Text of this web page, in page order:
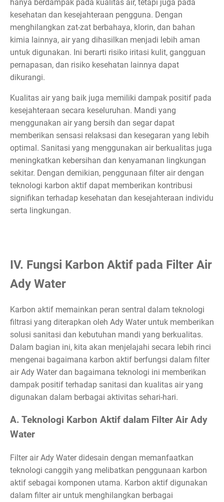
hanya berdampak pada kualitas air, tetapi juga pada
kesehatan dan kesejahteraan pengguna. Dengan
menghilangkan zat-zat berbahaya, klorin, dan bahan
kimia lainnya, air yang dihasilkan menjadi lebih aman
untuk digunakan. Ini berarti risiko iritasi kulit, gangguan
pernapasan, dan risiko kesehatan lainnya dapat
dikurangi.
Kualitas air yang baik juga memiliki dampak positif pada
kesejahteraan secara keseluruhan. Mandi yang
menggunakan air yang bersih dan segar dapat
memberikan sensasi relaksasi dan kesegaran yang lebih
optimal. Sanitasi yang menggunakan air berkualitas juga
meningkatkan kebersihan dan kenyamanan lingkungan
sekitar. Dengan demikian, penggunaan filter air dengan
teknologi karbon aktif dapat memberikan kontribusi
signifikan terhadap kesehatan dan kesejahteraan individu
serta lingkungan.
IV. Fungsi Karbon Aktif pada Filter Air
Ady Water
Karbon aktif memainkan peran sentral dalam teknologi
filtrasi yang diterapkan oleh Ady Water untuk memberikan
solusi sanitasi dan kebutuhan mandi yang berkualitas.
Dalam bagian ini, kita akan menjelajahi secara lebih rinci
mengenai bagaimana karbon aktif berfungsi dalam filter
air Ady Water dan bagaimana teknologi ini memberikan
dampak positif terhadap sanitasi dan kualitas air yang
digunakan dalam berbagai aktivitas sehari-hari.
A. Teknologi Karbon Aktif dalam Filter Air Ady
Water
Filter air Ady Water didesain dengan memanfaatkan
teknologi canggih yang melibatkan penggunaan karbon
aktif sebagai komponen utama. Karbon aktif digunakan
dalam filter air untuk menghilangkan berbagai